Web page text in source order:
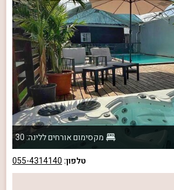
מקסימום אורחים ללינה: 30
טלפון: 055-4314140